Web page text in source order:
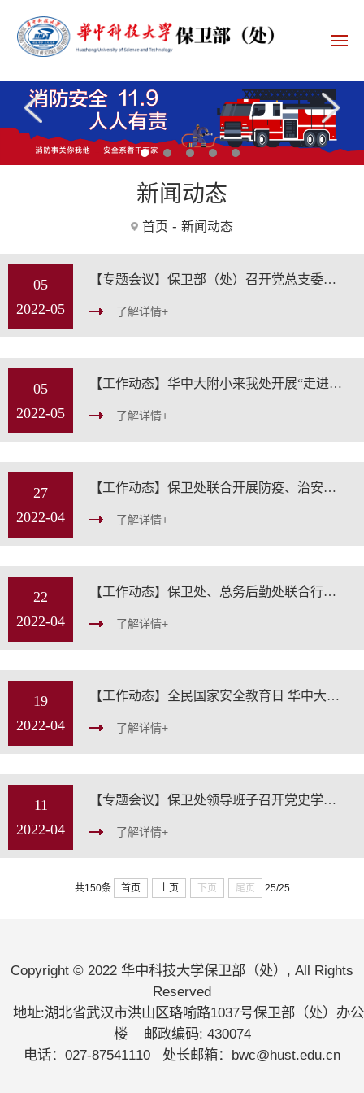
1 2 3 4 5
新闻动态
首页 - 新闻动态
05
2022-05
【专题会议】保卫部（处）召开党总支委员会扩大会议 集中学习习近平总书记在中国人民大学考察时重要讲话精神
了解详情+
05
2022-05
【工作动态】华中大附小来我处开展“走进身边的各行各业”职业体验劳动教育活动
了解详情+
27
2022-04
【工作动态】保卫处联合开展防疫、治安夜查行动
了解详情+
22
2022-04
【工作动态】保卫处、总务后勤处联合行动 清理和抑制梧桐飞絮
了解详情+
19
2022-04
【工作动态】全民国家安全教育日 华中大在行动
了解详情+
11
2022-04
【专题会议】保卫处领导班子召开党史学习教育专题民主生活会
了解详情+
共150条 首页 上页 下页 尾页 25/25
Copyright © 2022 华中科技大学保卫部（处）, All Rights
Reserved
地址:湖北省武汉市洪山区珞喻路1037号保卫部（处）办公
楼 邮政编码: 430074
电话：027-87541110 处长邮箱：bwc@hust.edu.cn